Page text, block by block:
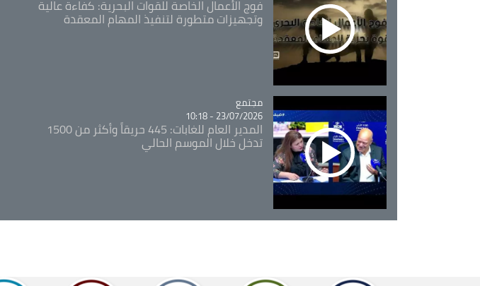
فوج الأعمال الخاصة للقوات البحرية: كفاءة عالية
وتجهيزات متطورة لتنفيذ المهام المعقدة
Catégorie
مجتمع
23/07/2026 - 10:18
المدير العام للغابات: 445 حريقاً وأكثر من 1500
تدخل خلال الموسم الحالي